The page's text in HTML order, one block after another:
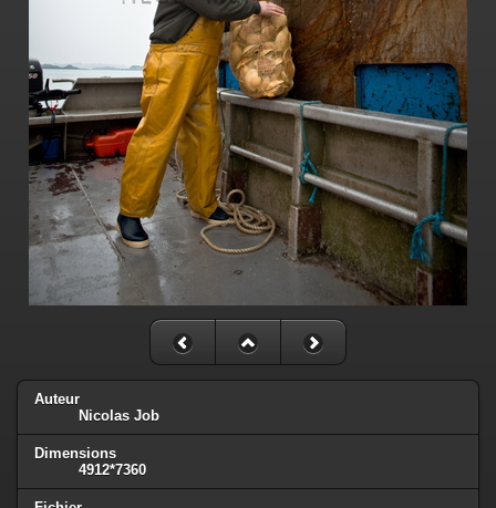
Auteur
Nicolas Job
Dimensions
4912*7360